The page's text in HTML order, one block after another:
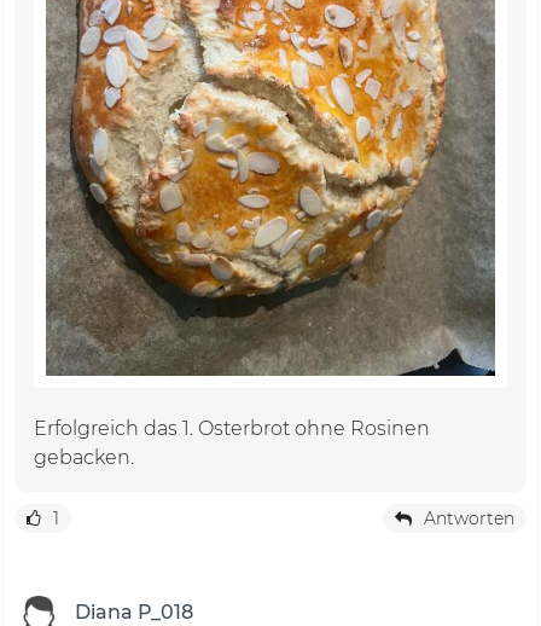
Erfolgreich das 1. Osterbrot ohne Rosinen
gebacken.
1 Antworten
Diana P_018